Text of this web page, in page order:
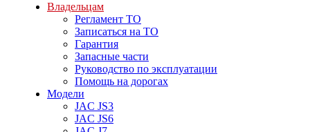
Владельцам
Регламент ТО
Записаться на ТО
Гарантия
Запасные части
Руководство по эксплуатации
Помощь на дорогах
Модели
JAC JS3
JAC JS6